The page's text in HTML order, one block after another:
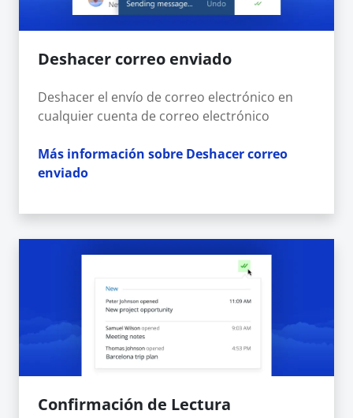
Deshacer correo enviado
Deshacer el envío de correo electrónico en
cualquier cuenta de correo electrónico
Más información sobre Deshacer correo
enviado
Confirmación de Lectura